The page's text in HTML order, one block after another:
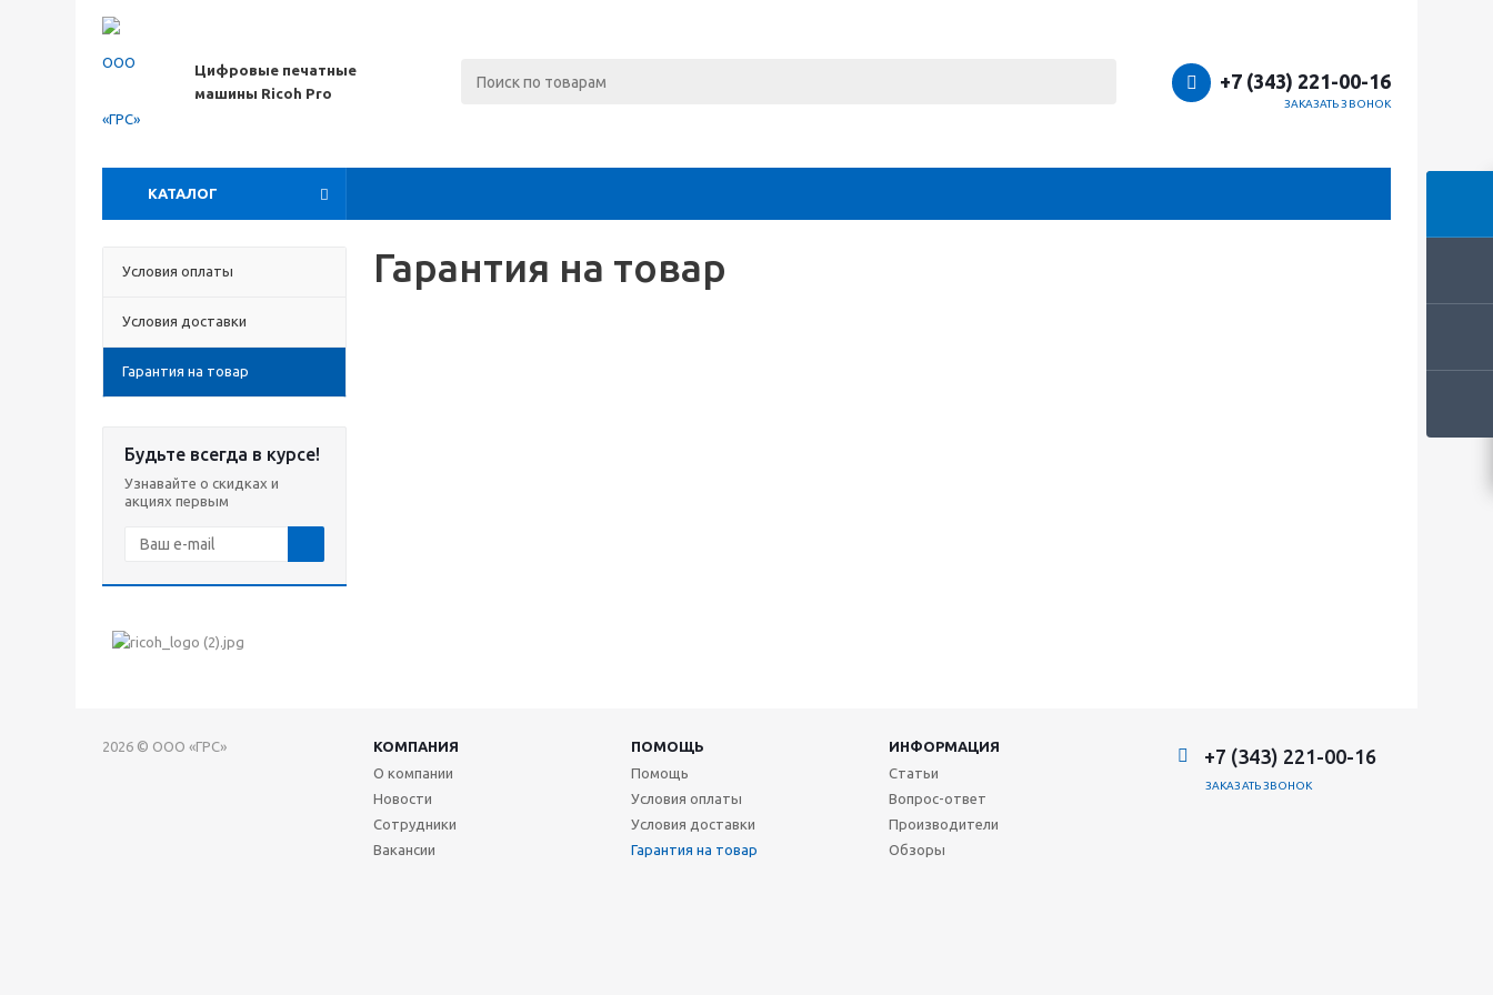
Цифровые печатные
машины Ricoh Pro
+7 (343) 221-00-16
ЗАКАЗАТЬ ЗВОНОК
КАТАЛОГ
Условия оплаты
Условия доставки
Гарантия на товар
Будьте всегда в курсе!
Узнавайте о скидках и
акциях первым
Гарантия на товар
2026 © ООО «ГРС» КОМПАНИЯ ПОМОЩЬ
ИНФОРМАЦИЯ
О компании
Новости
Сотрудники
Вакансии
Помощь
Условия оплаты
Условия доставки
Гарантия на товар
Статьи
Вопрос-ответ
Производители
Обзоры
+7 (343) 221-00-16
ЗАКАЗАТЬ ЗВОНОК